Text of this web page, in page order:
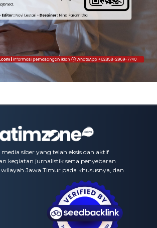
media siber yang telah eksis dan aktif
kegiatan jurnalistik serta penyebaran
Jawa Timur pada khususnya, dan